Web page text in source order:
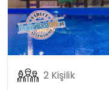
2 Kişilik